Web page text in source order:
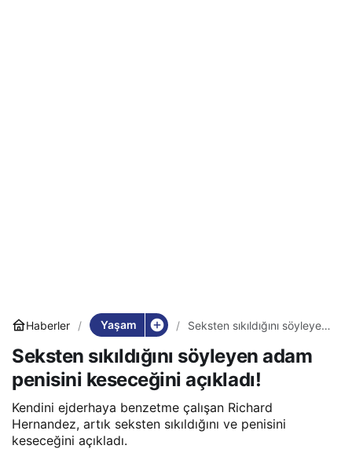
Haberler Yaşam
Seksten sıkıldığını söyleyen
açıkladı!
Seksten sıkıldığını söyleyen adam
penisini keseceğini açıkladı!
Kendini ejderhaya benzetme çalışan Richard
Hernandez, artık seksten sıkıldığını ve penisini
keseceğini açıkladı.